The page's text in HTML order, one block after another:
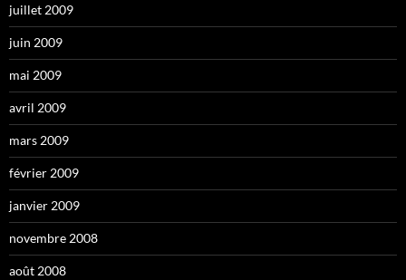
juillet 2009
juin 2009
mai 2009
avril 2009
mars 2009
février 2009
janvier 2009
novembre 2008
août 2008